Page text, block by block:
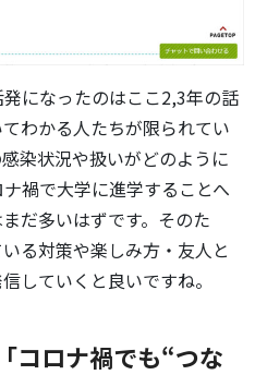
になったのはここ2,3年の話
わかる人たちが限られてい
染状況や扱いがどのように
禍で大学に進学することへ
だ多いはずです。そのた
る対策や楽しみ方・友人と
していくと良いですね。
コロナ禍でも“つな